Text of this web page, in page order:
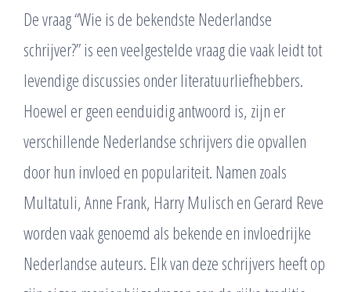
De vraag “Wie is de bekendste Nederlandse
schrijver?” is een veelgestelde vraag die vaak leidt tot
levendige discussies onder literatuurliefhebbers.
Hoewel er geen eenduidig antwoord is, zijn er
verschillende Nederlandse schrijvers die opvallen
door hun invloed en populariteit. Namen zoals
Multatuli, Anne Frank, Harry Mulisch en Gerard Reve
worden vaak genoemd als bekende en invloedrijke
Nederlandse auteurs. Elk van deze schrijvers heeft op